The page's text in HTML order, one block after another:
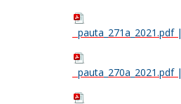
pauta_271a_2021.pdf|
pauta_270a_2021.pdf|